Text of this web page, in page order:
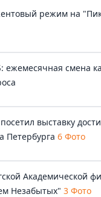
режим на
ежемесячная смена
выставку
Петербурга 6 Фото
Академической
Незабытых" 3 Фото